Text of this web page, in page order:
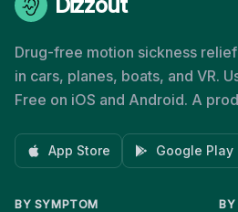
Drug-free motion sickness
in cars, planes, boats, and VR.
Free on iOS and Android. A
App Store Google Play
BY SYMPTOM BY